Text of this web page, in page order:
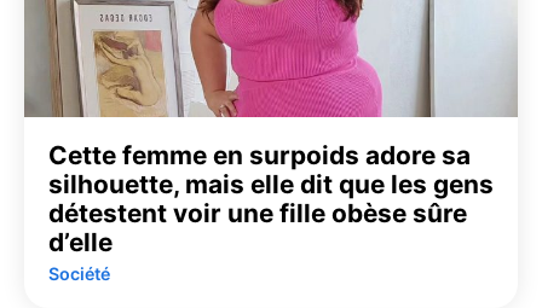
Cette femme en surpoids adore sa
silhouette, mais elle dit que les gens
détestent voir une fille obèse sûre
d’elle
Société